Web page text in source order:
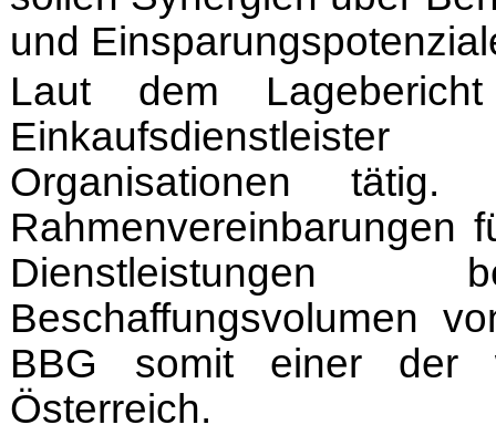
und
Laut dem
Organisationen
Rahmenvereinbarungen
Beschaffungsvolumen
BBG somit einer der
Österreich.